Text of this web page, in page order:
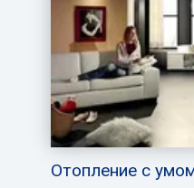
Отопление с